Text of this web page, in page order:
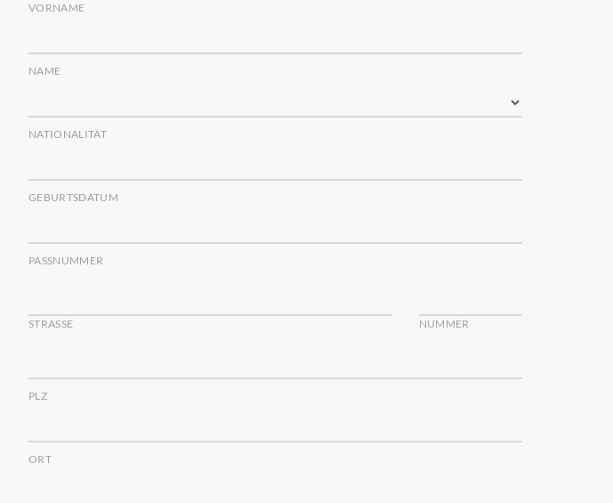
VORNAME
NAME
NATIONALITÄT
GEBURTSDATUM
PASSNUMMER
STRASSE NUMMER
PLZ
ORT